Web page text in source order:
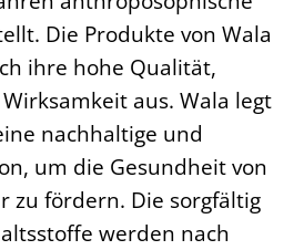
Die Produkte von Wala
ihre hohe Qualität,
aus. Wala legt
nachhaltige und
um die Gesundheit von
zu fördern. Die sorgfältig
werden nach